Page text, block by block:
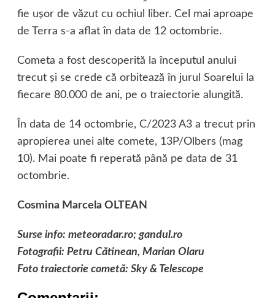
fie uşor de văzut cu ochiul liber. Cel mai aproape
de Terra s-a aflat în data de 12 octombrie.
Cometa a fost descoperită la începutul anului
trecut şi se crede că orbitează în jurul Soarelui la
fiecare 80.000 de ani, pe o traiectorie alungită.
În data de 14 octombrie, C/2023 A3 a trecut prin
apropierea unei alte comete, 13P/Olbers (mag
10). Mai poate fi reperată până pe data de 31
octombrie.
Cosmina Marcela OLTEAN
Surse info: meteoradar.ro; gandul.ro
Fotografii: Petru Cătinean, Marian Olaru
Foto traiectorie cometă: Sky & Telescope